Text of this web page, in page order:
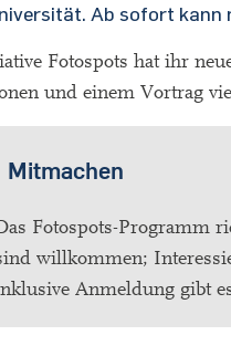
Ab sofort kann
Fotospots hat ihr
und einem Vortrag
Mitmachen
Fotospots-Programm
willkommen;
Anmeldung gibt